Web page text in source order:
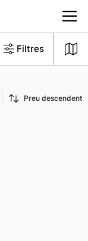
Filtres